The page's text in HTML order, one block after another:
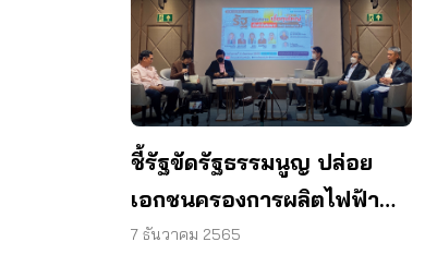
ชี้รัฐขัดรัฐธรรมนูญ ปล่อย
เอกชนครองการผลิตไฟฟ้า
มากกว่าร้อยละ 51
7 ธันวาคม 2565